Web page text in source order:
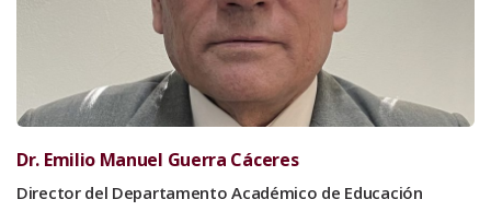
Dr. Emilio Manuel Guerra Cáceres
Director del Departamento Académico de Educación